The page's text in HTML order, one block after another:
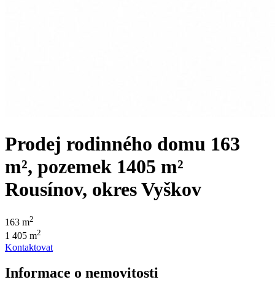
Prodej rodinného domu 163
m², pozemek 1405 m²
Rousínov, okres Vyškov
163 m2
1 405 m2
Kontaktovat
Informace o nemovitosti